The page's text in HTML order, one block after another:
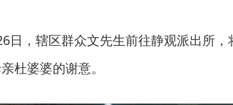
日，辖区群众文先生前往静观派出所
杜婆婆的谢意。